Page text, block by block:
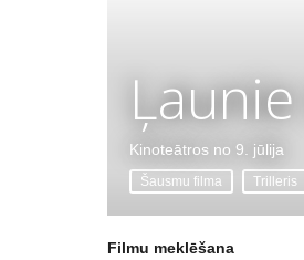
Kinoteātros no 9. jūlija
Šausmu filma Trilleris
Filmu meklēšana